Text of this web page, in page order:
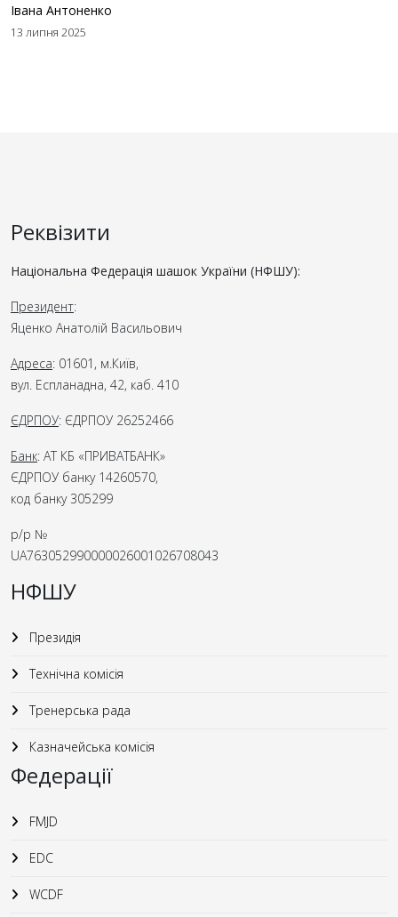
Івана Антоненко
13 липня 2025
Реквізити
Національна Федерація шашок України (НФШУ):
Президент:
Яценко Анатолій Васильович
Адреса: 01601, м.Київ,
вул. Еспланадна, 42, каб. 410
ЄДРПОУ: ЄДРПОУ 26252466
Банк: АТ КБ «ПРИВАТБАНК»
ЄДРПОУ банку 14260570,
код банку 305299
р/р №
UA763052990000026001026708043
НФШУ
Президія
Технічна комісія
Тренерська рада
Казначейська комісія
Федерації
FMJD
EDC
WCDF